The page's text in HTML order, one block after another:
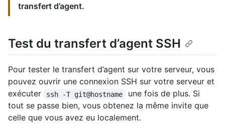
transfert d’agent.
Test du transfert d’agent SSH
Pour tester le transfert d’agent sur votre serveur, vous
pouvez ouvrir une connexion SSH sur votre serveur et
exécuter
ssh -T git@hostname
une fois de plus. Si
tout se passe bien, vous obtenez la même invite que
celle que vous avez eu localement.